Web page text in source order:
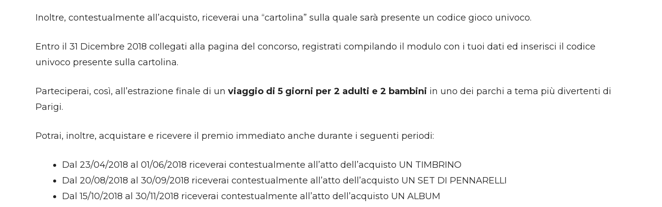
Inoltre, contestualmente all’acquisto, riceverai una “cartolina” sulla quale sarà presente un codice gioco univoco.
Entro il 31 Dicembre 2018 collegati alla pagina del concorso, registrati compilando il modulo con i tuoi dati ed inserisci il codice
univoco presente sulla cartolina.
Parteciperai, così, all’estrazione finale di un viaggio di 5 giorni per 2 adulti e 2 bambini in uno dei parchi a tema più divertenti di
Parigi.
Potrai, inoltre, acquistare e ricevere il premio immediato anche durante i seguenti periodi:
Dal 23/04/2018 al 01/06/2018 riceverai contestualmente all’atto dell’acquisto UN TIMBRINO
Dal 20/08/2018 al 30/09/2018 riceverai contestualmente all’atto dell’acquisto UN SET DI PENNARELLI
Dal 15/10/2018 al 30/11/2018 riceverai contestualmente all’atto dell’acquisto UN ALBUM